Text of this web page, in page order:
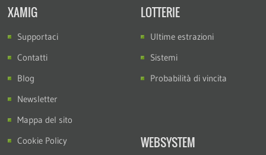
XAMIG
Supportaci
Contatti
Blog
Newsletter
Mappa del sito
Cookie Policy
LOTTERIE
Ultime estrazioni
Sistemi
Probabilità di vincita
WEBSYSTEM